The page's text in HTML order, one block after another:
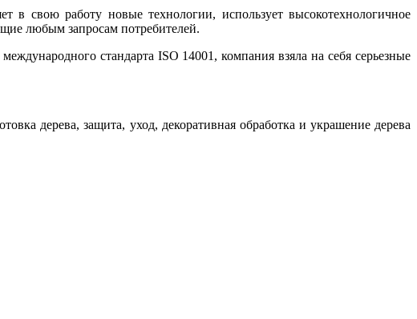
в свою работу новые технологии, использует высокотехнологичное
любым запросам потребителей.
стандарта ISO 14001, компания взяла на себя серьезные
дерева, защита, уход, декоративная обработка и украшение дерева